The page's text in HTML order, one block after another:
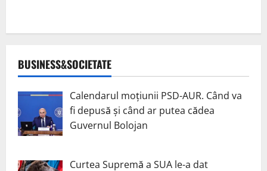
BUSINESS&SOCIETATE
Calendarul moțiunii PSD-AUR. Când va
fi depusă și când ar putea cădea
Guvernul Bolojan
Curtea Supremă a SUA le-a dat